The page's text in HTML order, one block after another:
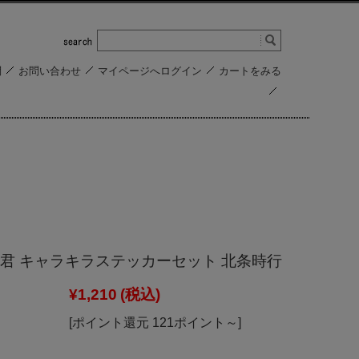
お問い合わせ マイページへログイン カートをみる
キャラキラステッカーセット 北条時行
¥1,210 (税込)
[ポイント還元 121ポイント～]